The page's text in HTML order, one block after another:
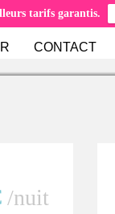
tarifs garantis.
CONTACT
/nuit